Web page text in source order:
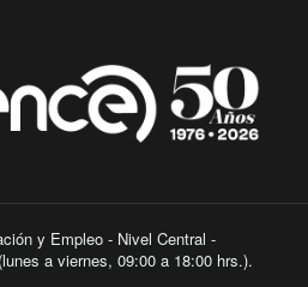
y Empleo - Nivel Central -
a viernes, 09:00 a 18:00 hrs.).